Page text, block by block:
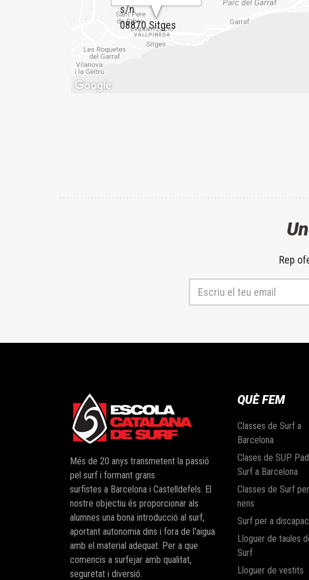
s/n
08870 Sitges
Rep
Més de 20 anys transmetent la passió
pel surf i formant grans
surfistes a Barcelona i Castelldefels. El
nostre objectiu és proporcionar als
alumnes una bona introducció al surf,
aportant autonomia dins i fora de l'aigua
amb el material adequat. Per a que
comencis a surfejar amb qualitat,
seguretat i diversió.
QUÈ FEM
Classes de Surf a
Barcelona
Clases de SUP
Surf a Barcelona
Classes de Surf
nens
Surf per a
Lloguer de taules
Surf
Lloguer de vestits